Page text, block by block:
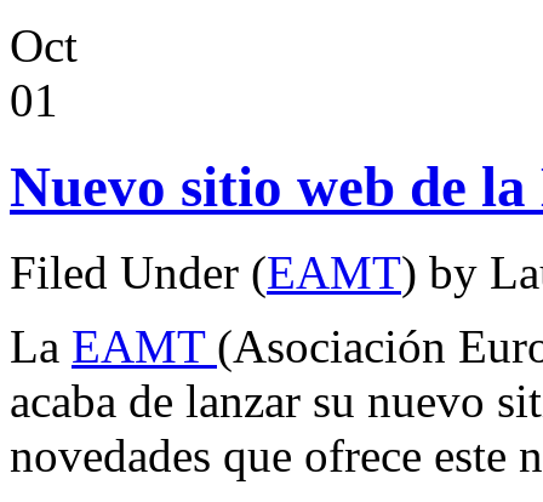
Oct
01
Nuevo sitio web de
Filed Under (EAMT) by
La EAMT (Asociación
acaba de lanzar su nuevo
novedades que ofrece este